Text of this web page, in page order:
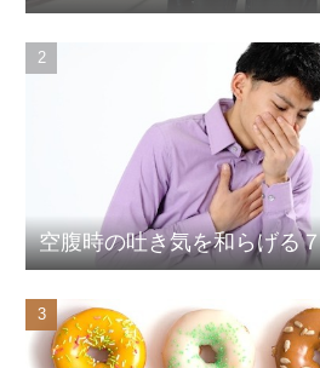
空腹時の吐き気を和らげる